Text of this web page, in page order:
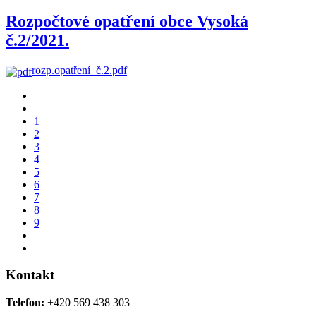
Rozpočtové opatření obce Vysoká
č.2/2021.
rozp.opatření_č.2.pdf
1
2
3
4
5
6
7
8
9
Kontakt
Telefon: +420 569 438 303